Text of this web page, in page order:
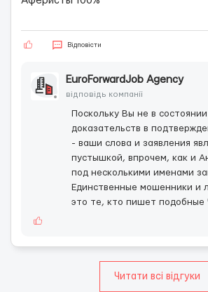
Відповісти
EuroForwardJob Agency
відповідь компанії
Поскольку Вы не в
доказательств в
- ваши слова и заявления
пустышкой, впрочем, как и
под несколькими именами
Единственные мошенники и
это те, кто пишет подобные
Читати всі відгуки